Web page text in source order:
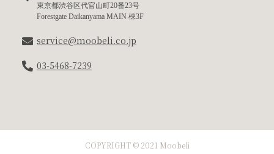
東京都渋谷区代官山町20番23号
Forestgate Daikanyama MAIN 棟3F
service@moobeli.co.jp
03-5468-7239
COPYRIGHT © 2021 Moobeli